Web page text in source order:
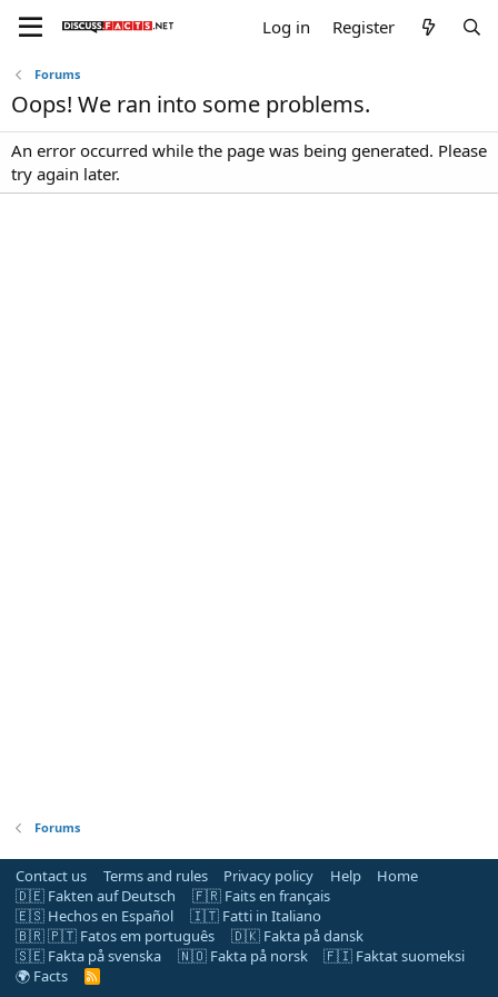
Log in Register
Forums
Oops! We ran into some problems.
An error occurred while the page was being generated. Please
try again later.
Forums
Contact us Terms and rules Privacy policy Help
Home
🇩🇪 Fakten auf Deutsch
🇫🇷 Faits en français
🇪🇸 Hechos en Español
🇮🇹 Fatti in Italiano
🇧🇷 🇵🇹 Fatos em português
🇩🇰 Fakta på dansk
🇸🇪 Fakta på svenska
🇳🇴 Fakta på norsk
🇫🇮 Faktat suomeksi
🌍 Facts
R